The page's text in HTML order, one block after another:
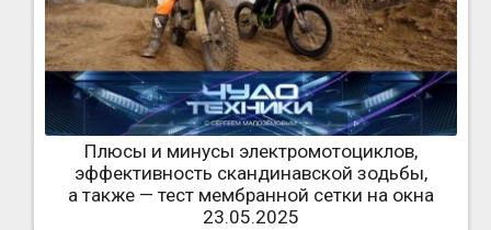
Плюсы и минусы электромотоциклов,
эффективность скандинавской зодьбы,
а также — тест мембранной сетки на окна
23.05.2025